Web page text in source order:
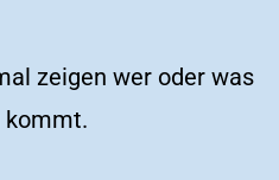
zeigen wer oder was
kommt.